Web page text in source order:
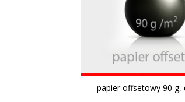
papier offsetowy 90 g,